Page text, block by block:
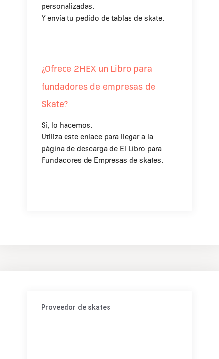
personalizadas.
Y envía tu pedido de tablas de skate.
¿Ofrece 2HEX un Libro para
fundadores de empresas de
Skate?
Sí, lo hacemos.
Utiliza este enlace para llegar a la
página de descarga de El Libro para
Fundadores de Empresas de skates.
Proveedor de skates